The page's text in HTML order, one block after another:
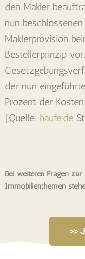
den Makler
nun
Maklerprovision
Bestellerprinzip
der nun
Prozent der
[Quelle: haufe.de
Bei weiteren Fragen
Immobilienthemen
>>